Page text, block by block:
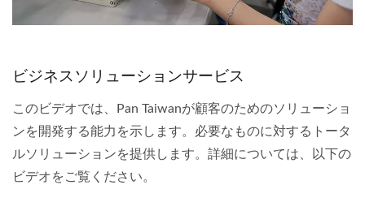
ビジネスソリューションサービス
このビデオでは、Pan Taiwanが顧客のためのソリューショ
ンを開発する能力を示します。必要なものに対するトータ
ルソリューションを提供します。詳細については、以下の
ビデオをご覧ください。